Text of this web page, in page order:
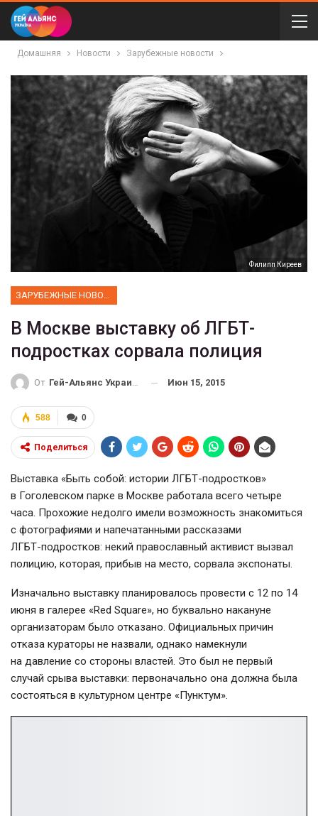
Домашняя Новости Зарубежные новости
Филипп Киреев
В Москве выставку об ЛГБТ-
подростках сорвала полиция
От Гей-Альянс Украина Июн 15, 2015
0
588
Поделиться
Выставка «Быть собой: истории ЛГБТ-подростков»
в Гоголевском парке в Москве работала всего четыре
часа. Прохожие недолго имели возможность знакомиться
с фотографиями и напечатанными рассказами
ЛГБТ-подростков: некий православный активист вызвал
полицию, которая, прибыв на место, сорвала экспонаты.
Изначально выставку планировалось провести с 12 по 14
июня в галерее «Red Square», но буквально накануне
организаторам было отказано. Официальных причин
отказа кураторы не назвали, однако намекнули
на давление со стороны властей. Это был не первый
случай срыва выставки: первоначально она должна была
состояться в культурном центре «Пунктум».